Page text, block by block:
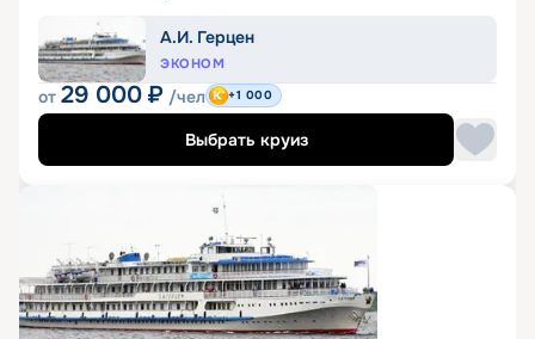
А.И. Герцен
ЭКОНОМ
от 29 000 ₽ /чел +1 000
Выбрать круиз